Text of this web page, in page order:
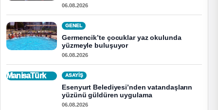
06.08.2026
GENEL
Germencik’te çocuklar yaz okulunda
yüzmeyle buluşuyor
06.08.2026
ManisaTürk ASAYİŞ
Esenyurt Belediyesi’nden vatandaşların
yüzünü güldüren uygulama
06.08.2026